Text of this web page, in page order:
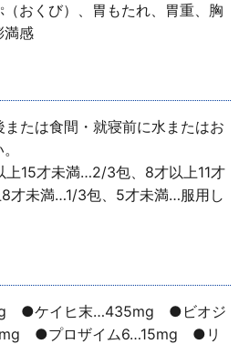
おくび）、胃もたれ、胃重、胸
満感
たは食間・就寝前に水またはお
上15才未満…2/3包、8才以上11才
才未満…1/3包、5才未満…服用し
●ケイヒ末…435mg ●ビオジ
●プロザイム6…15mg ●リ